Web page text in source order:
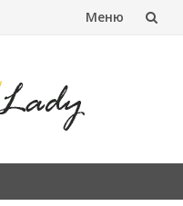
Меню